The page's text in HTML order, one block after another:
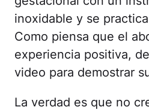
inoxidable y se
Como piensa que el
experiencia positiva,
video para demostrar
La verdad es que no